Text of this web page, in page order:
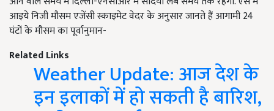
आइये निजी मौसम एजेंसी स्काइमेट वेदर के अनुसार जानते हैं आगामी 24
घंटों के मौसम का पूर्वानुमान-
Related Links
Weather Update: आज देश के
इन इलाकों में हो सकती है बारिश,